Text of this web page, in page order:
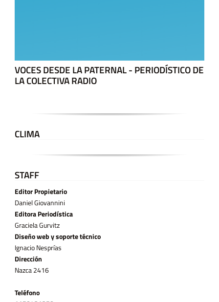
VOCES DESDE LA PATERNAL - PERIODÍSTICO DE
LA COLECTIVA RADIO
CLIMA
STAFF
Editor Propietario
Daniel Giovannini
Editora Periodística
Graciela Gurvitz
Diseño web y soporte técnico
Ignacio Nesprías
Dirección
Nazca 2416
Teléfono